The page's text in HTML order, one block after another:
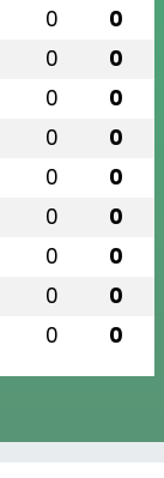
0 0
0 0
0 0
0 0
0 0
0 0
0 0
0 0
0 0